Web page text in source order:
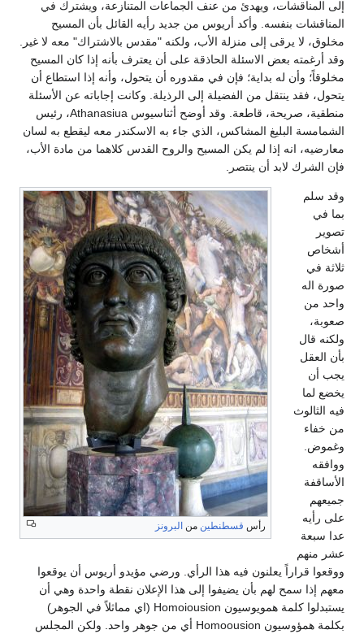
إلى المناقشات، ويهدئ من عنف الجماعات المتنازعة، ويشترك في
المناقشات بنفسه. وأكد أريوس من جديد رأيه القائل بأن المسيح
مخلوق، لا يرقى إلى منزلة الأب، ولكنه "مقدس بالاشتراك" معه لا غير.
وقد أرغمته بعض الاسئلة الحاذقة على أن يعترف بأنه إذا كان المسيح
مخلوقاً؛ وأن له بداية؛ فإن في مقدوره أن يتحول، وأنه إذا استطاع أن
يتحول، فقد ينتقل من الفضيلة إلى الرذيلة. وكانت إجاباته عن الأسئلة
منطقية، صريحة، قاطعة. وقد أوضح أثناسيوس Athanasiua، رئيس
الشمامسة البليغ المشاكس، الذي جاء به الاسكندر معه ليقطع به لسان
معارضيه، انه إذا لم يكن المسيح والروح القدس كلاهما من مادة الأب،
فإن الشرك لابد أن ينتصر.
رأس قسطنطين من البرونز
وقد سلم
بما في
تصوير
أشخاص
ثلاثة في
صورة اله
واحد من
صعوبة،
ولكنه قال
بأن العقل
يجب أن
يخضع لما
فيه الثالوث
من خفاء
وغموض.
ووافقه
الأساقفة
جميعهم
على رأيه
عدا سبعة
عشر منهم
ووقعوا قراراً يعلنون فيه هذا الرأي. ورضي مؤيدو أريوس أن يوقعوا
معهم إذا سمح لهم بأن يضيفوا إلى هذا الإعلان نقطة واحدة وهي أن
يستبدلوا كلمة همويوسيون Homoiousion (اي مماثلاً في الجوهر)
بكلمة همؤوسيون Homoousion أي من جوهر واحد. ولكن المجلس